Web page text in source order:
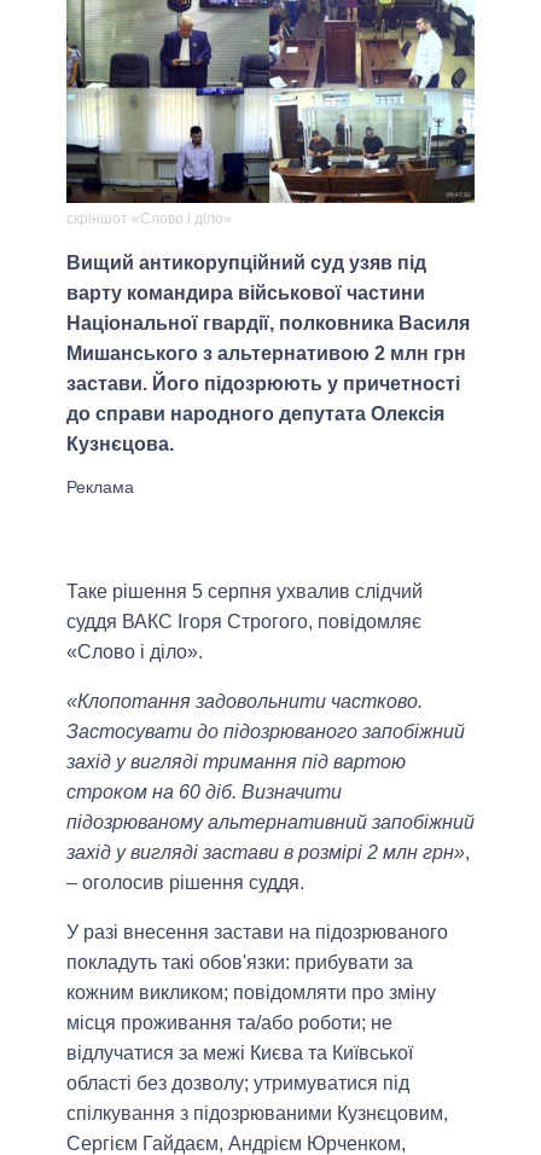
скріншот «Слово і діло»
Вищий антикорупційний суд узяв під
варту командира військової частини
Національної гвардії, полковника Василя
Мишанського з альтернативою 2 млн грн
застави. Його підозрюють у причетності
до справи народного депутата Олексія
Кузнєцова.
Таке рішення 5 серпня ухвалив слідчий
суддя ВАКС Ігоря Строгого, повідомляє
«Слово і діло».
«Клопотання задовольнити частково.
Застосувати до підозрюваного запобіжний
захід у вигляді тримання під вартою
строком на 60 діб. Визначити
підозрюваному альтернативний запобіжний
захід у вигляді застави в розмірі 2 млн грн»,
– оголосив рішення суддя.
У разі внесення застави на підозрюваного
покладуть такі обов'язки: прибувати за
кожним викликом; повідомляти про зміну
місця проживання та/або роботи; не
відлучатися за межі Києва та Київської
області без дозволу; утримуватися під
спілкування з підозрюваними Кузнєцовим,
Сергієм Гайдаєм, Андрієм Юрченком,